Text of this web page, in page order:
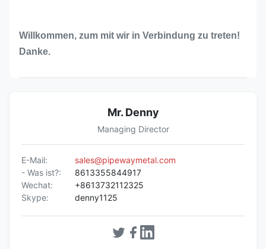
Willkommen, zum mit wir in Verbindung zu treten!
Danke.
Mr. Denny
Managing Director
E-Mail:
sales@pipewaymetal.com
- Was ist?:
8613355844917
Wechat:
+8613732112325
Skype:
denny1125